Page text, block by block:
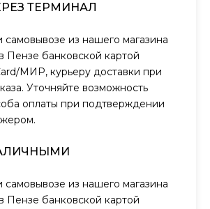
ТЕРМИНАЛ
самовывозе из нашего магазина
Пензе банковской картой
МИР, курьеру доставки при
Уточняйте возможность
оплаты при подтверждении
самовывозе из нашего магазина
Пензе банковской картой